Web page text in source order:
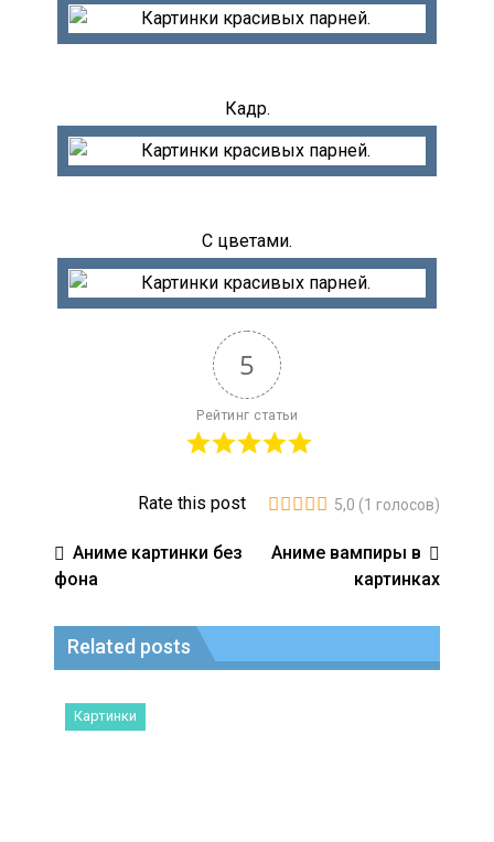
Кадр.
С цветами.
5
Рейтинг статьи
Rate this post 5,0 (1 голосов)
Аниме картинки без
фона
Аниме вампиры в
картинках
Related posts
Картинки